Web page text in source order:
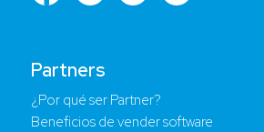
Partners
¿Por qué ser Partner?
Beneficios de vender software